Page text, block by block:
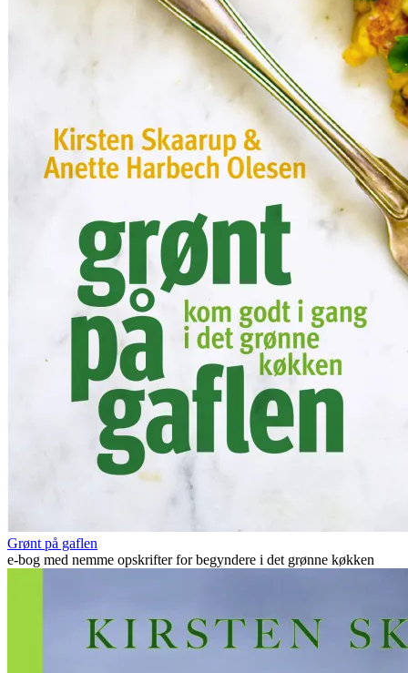
Grønt på gaflen
e-bog med nemme opskrifter for begyndere i det grønne køkken